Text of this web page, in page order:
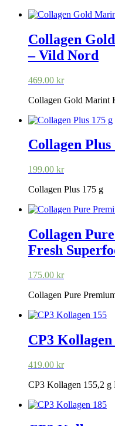
Collagen
– Vild Nord
469.00 kr
Collagen Gold Marint
Collagen
199.00 kr
Collagen Plus 175 g
Collagen
Fresh
175.00 kr
Collagen Pure
CP3
419.00 kr
CP3 Kollagen 155,2 g